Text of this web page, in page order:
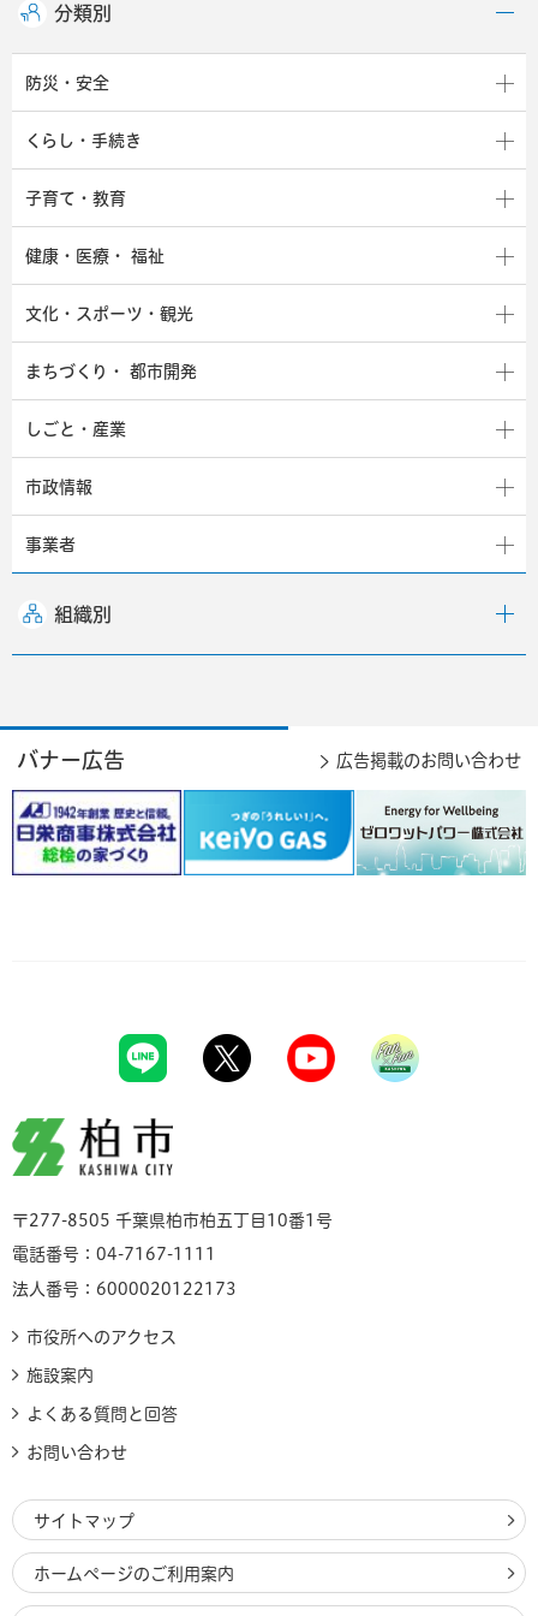
分類別
防災・安全
くらし・手続き
子育て・教育
健康・医療・ 福祉
文化・スポーツ・観光
まちづくり・ 都市開発
しごと・産業
市政情報
事業者
組織別
バナー広告 広告掲載のお問い合わせ
柏市
〒277-8505 千葉県柏市柏五丁目10番1号
電話番号：04-7167-1111
法人番号：6000020122173
市役所へのアクセス
施設案内
よくある質問と回答
お問い合わせ
サイトマップ
ホームページのご利用案内